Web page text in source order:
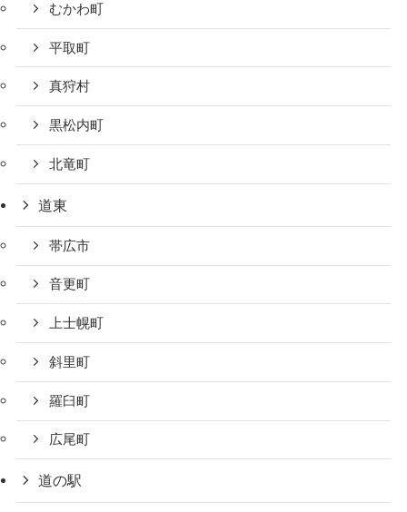
むかわ町
平取町
真狩村
黒松内町
北竜町
道東
帯広市
音更町
上士幌町
斜里町
羅臼町
広尾町
道の駅